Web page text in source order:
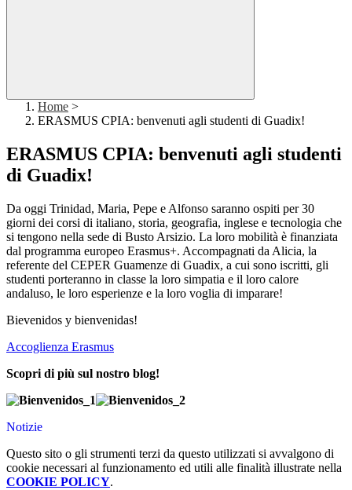
Home >
ERASMUS CPIA: benvenuti agli studenti di Guadix!
ERASMUS CPIA: benvenuti agli studenti
di Guadix!
Da oggi Trinidad, Maria, Pepe e Alfonso saranno ospiti per 30
giorni dei corsi di italiano, storia, geografia, inglese e tecnologia che
si tengono nella sede di Busto Arsizio. La loro mobilità è finanziata
dal programma europeo Erasmus+. Accompagnati da Alicia, la
referente del CEPER Guamenze di Guadix, a cui sono iscritti, gli
studenti porteranno in classe la loro simpatia e il loro calore
andaluso, le loro esperienze e la loro voglia di imparare!
Bievenidos y bienvenidas!
Accoglienza Erasmus
Scopri di più sul nostro blog!
Notizie
Questo sito o gli strumenti terzi da questo utilizzati si avvalgono di
cookie necessari al funzionamento ed utili alle finalità illustrate nella
COOKIE POLICY.